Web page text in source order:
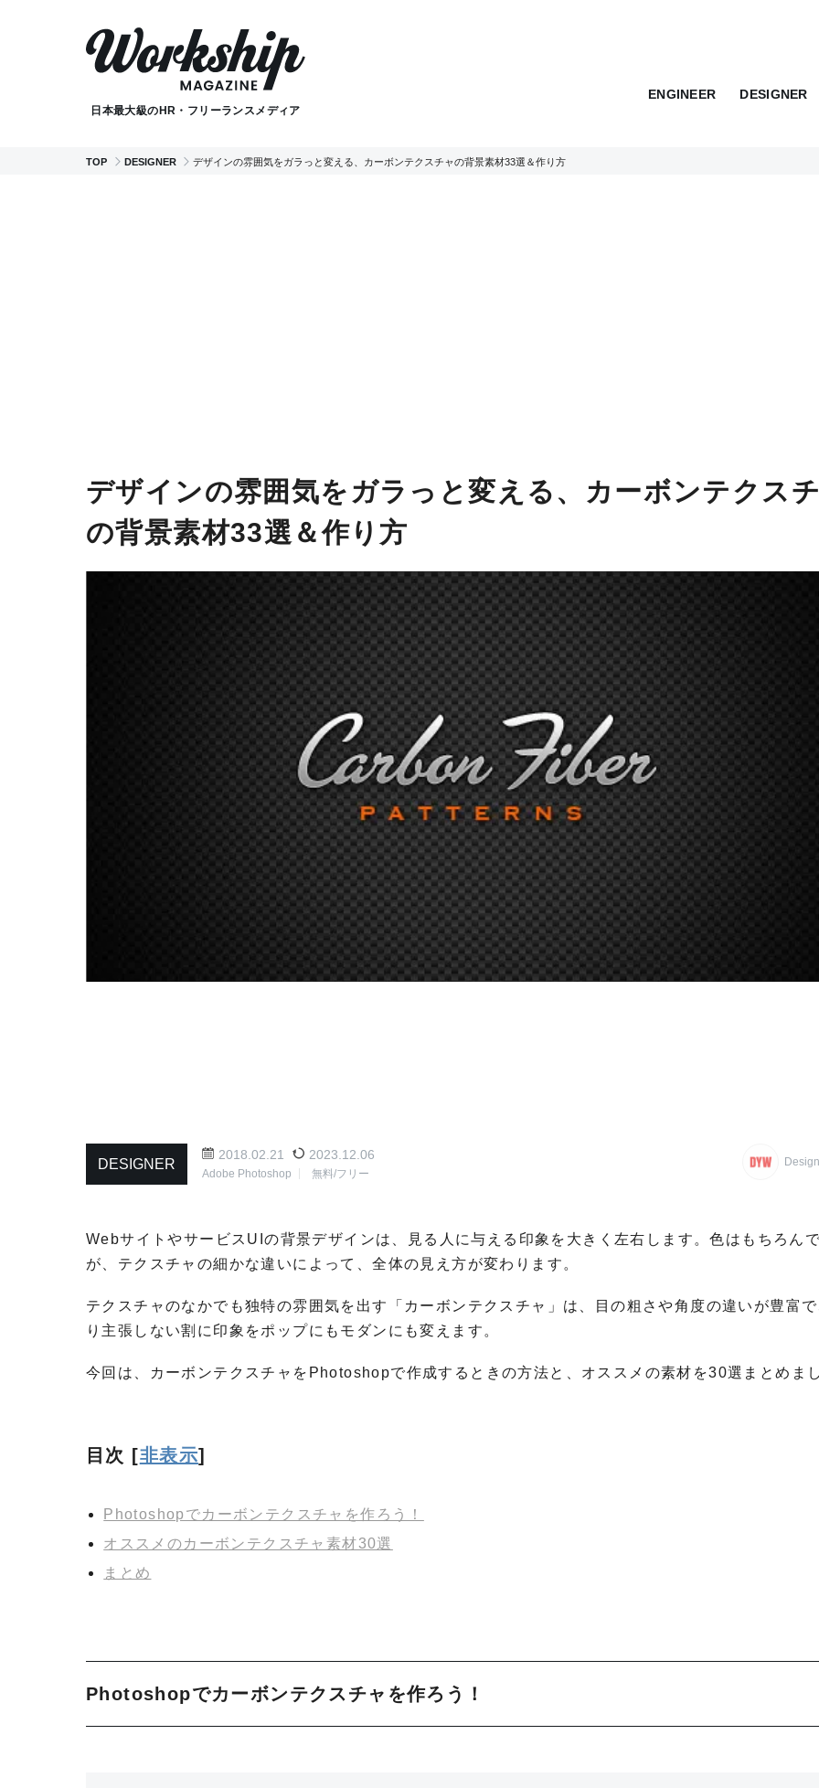
日本最大級のHR・フリーランスメディア
ENGINEER DESIGNER
TOP DESIGNER デザインの雰囲気をガラっと変える、カーボンテクスチャの背景素材33選＆作り方
デザインの雰囲気をガラっと変える、カーボンテクス
の背景素材33選＆作り方
DESIGNER
2018.02.21 2023.12.06
Adobe Photoshop 無料/フリー
WebサイトやサービスUIの背景デザインは、見る人に与える印象を大きく左右します。色はもちろん
が、テクスチャの細かな違いによって、全体の見え方が変わります。
テクスチャのなかでも独特の雰囲気を出す「カーボンテクスチャ」は、目の粗さや角度の違いが豊富
り主張しない割に印象をポップにもモダンにも変えます。
今回は、カーボンテクスチャをPhotoshopで作成するときの方法と、オススメの素材を30選まとめま
目次 [非表示]
Photoshopでカーボンテクスチャを作ろう！
オススメのカーボンテクスチャ素材30選
まとめ
Photoshopでカーボンテクスチャを作ろう！